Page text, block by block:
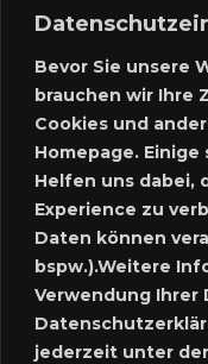
Bevor Sie unsere
brauchen wir Ihre
Cookies und
Homepage.
Helfen uns dabei,
Experience zu
Daten können
bspw.).Weitere
Verwendung Ihrer
jederzeit unter
Kontakt
Anmelden
Meine Inserate
Neues Inserat
Marktplatz –
SUCHE